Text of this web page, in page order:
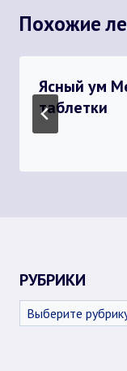
Похожие
Ясный ум
таблетки
РУБРИКИ
Рубрики